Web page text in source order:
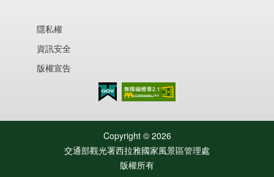
隱私權
資訊安全
版權宣告
Copyright © 2026
交通部觀光署西拉雅國家風景區管理處
版權所有